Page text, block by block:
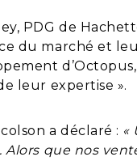
PDG de
du marché et
leur expertise ».
a déclaré : «
Alors que nos